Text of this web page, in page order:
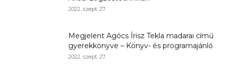
2022. szept. 27.
Megjelent Agócs Írisz Tekla madarai című
gyerekkönyve – Könyv- és programajánló
2022. szept. 27.